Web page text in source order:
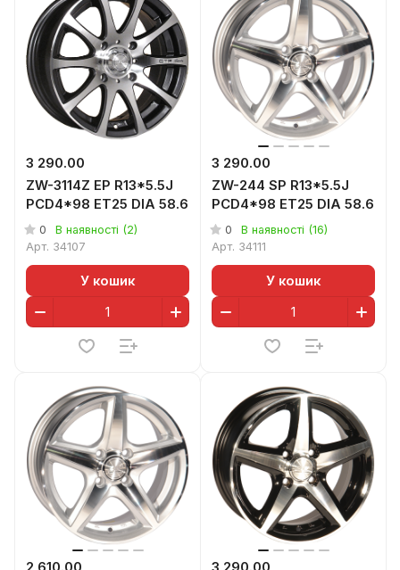
3 290.00
ZW-3114Z EP R13*5.5J
PCD4*98 ET25 DIA 58.6
0
В наявності (2)
Арт. 34107
У кошик
3 290.00
ZW-244 SP R13*5.5J
PCD4*98 ET25 DIA 58.6
0
В наявності (16)
Арт. 34111
У кошик